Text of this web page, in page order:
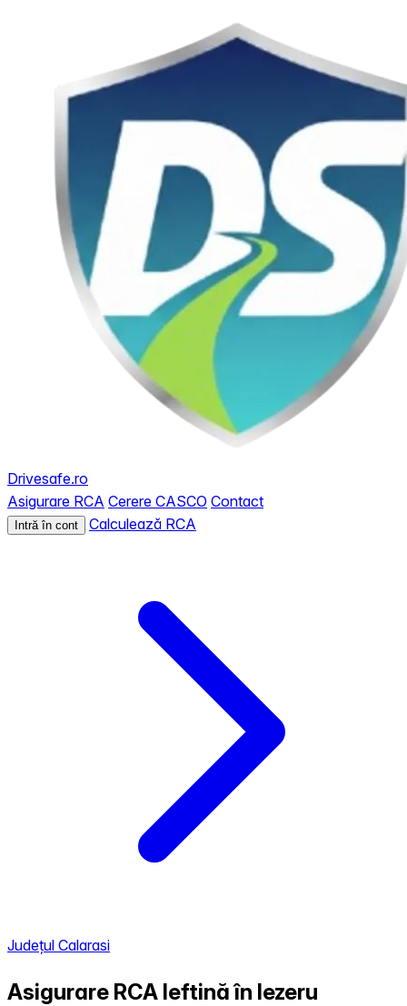
Drivesafe.ro
Asigurare RCA Cerere CASCO Contact
Intră în cont Calculează RCA
Județul Calarasi
Asigurare RCA Ieftină în Iezeru